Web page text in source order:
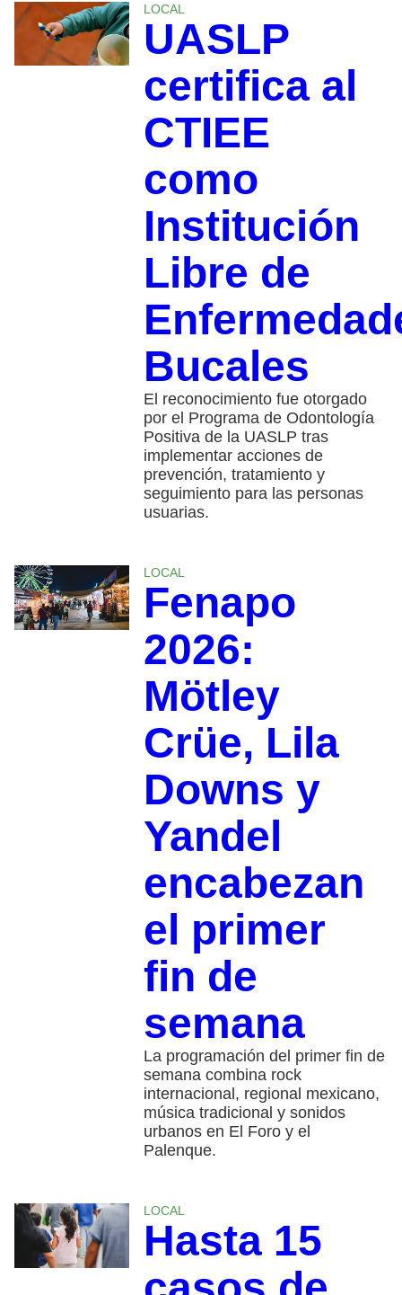
LOCAL
UASLP
certifica al
CTIEE
como
Institución
Libre de
Bucales
El reconocimiento fue otorgado
por el Programa de Odontología
Positiva de la UASLP tras
implementar acciones de
prevención, tratamiento y
seguimiento para las personas
usuarias.
LOCAL
Fenapo
2026:
Mötley
Crüe, Lila
Downs y
Yandel
encabezan
el primer
fin de
semana
La programación del primer fin de
semana combina rock
internacional, regional mexicano,
música tradicional y sonidos
urbanos en El Foro y el
Palenque.
LOCAL
Hasta 15